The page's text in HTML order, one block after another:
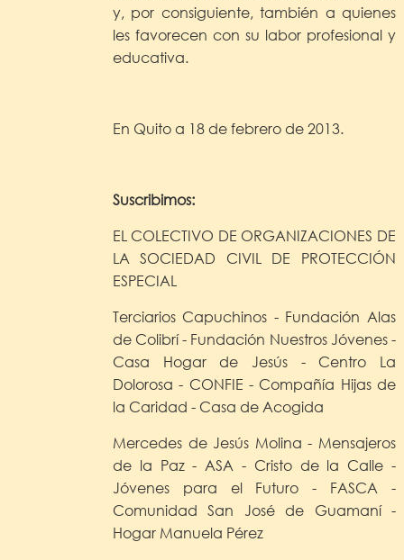
y, por consiguiente, también a quienes
les favorecen con su labor profesional y
educativa.
En Quito a 18 de febrero de 2013.
Suscribimos:
EL COLECTIVO DE ORGANIZACIONES DE
LA SOCIEDAD CIVIL DE PROTECCIÓN
ESPECIAL
Terciarios Capuchinos - Fundación Alas
de Colibrí - Fundación Nuestros Jóvenes -
Casa Hogar de Jesús - Centro La
Dolorosa - CONFIE - Compañía Hijas de
la Caridad - Casa de Acogida
Mercedes de Jesús Molina - Mensajeros
de la Paz - ASA - Cristo de la Calle -
Jóvenes para el Futuro - FASCA -
Comunidad San José de Guamaní -
Hogar Manuela Pérez